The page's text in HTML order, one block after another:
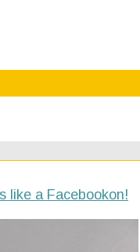
like a Facebookon!